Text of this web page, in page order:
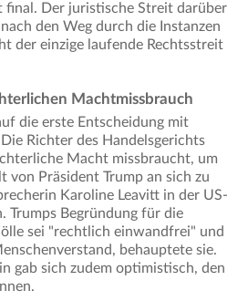
final. Der juristische Streit darüber
den Weg durch die Instanzen
der einzige laufende Rechtsstreit
Machtmissbrauch
die erste Entscheidung mit
Richter des Handelsgerichts
Macht missbraucht, um
von Präsident Trump an sich zu
Karoline Leavitt in der US-
Trumps Begründung für die
sei "rechtlich einwandfrei" und
behauptete sie.
gab sich zudem optimistisch, den